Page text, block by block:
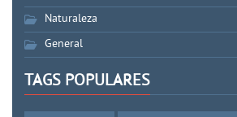
Naturaleza
General
TAGS POPULARES